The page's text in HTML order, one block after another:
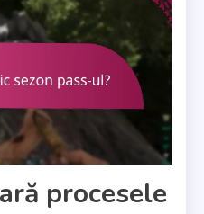
procesele